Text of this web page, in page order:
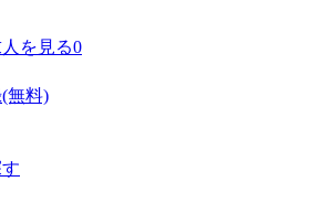
を見る0
無料)